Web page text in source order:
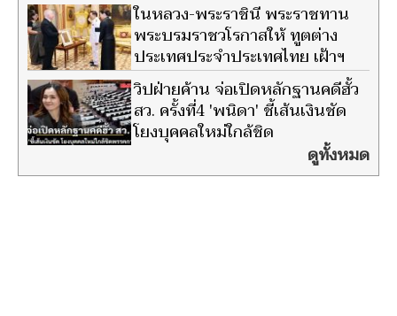
ในหลวง-พระราชินี พระราชทาน
พระบรมราชวโรกาสให้ ทูตต่าง
ประเทศประจำประเทศไทย เฝ้าฯ
วิปฝ่ายค้าน จ่อเปิดหลักฐานคดีฮั้ว
สว. ครั้งที่4 'พนิดา' ชี้เส้นเงินชัด
โยงบุคคลใหม่ใกล้ชิด
ดูทั้งหมด